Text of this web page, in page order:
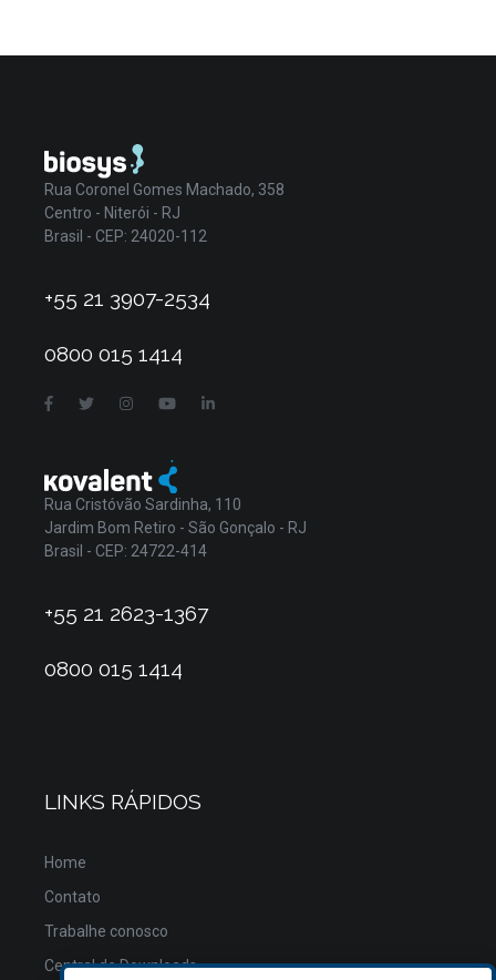
Rua Coronel Gomes Machado, 358
Centro - Niterói - RJ
Brasil - CEP: 24020-112
+55 21 3907-2534
0800 015 1414
Rua Cristóvão Sardinha, 110
Jardim Bom Retiro - São Gonçalo - RJ
Brasil - CEP: 24722-414
+55 21 2623-1367
0800 015 1414
LINKS RÁPIDOS
Home
Contato
Trabalhe conosco
Central de Downloads